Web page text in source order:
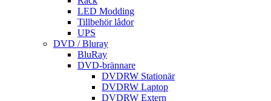
LED Modding
Tillbehör lådor
UPS
DVD / Bluray
BluRay
DVD-brännare
DVDRW Stationär
DVDRW Laptop
DVDRW Extern